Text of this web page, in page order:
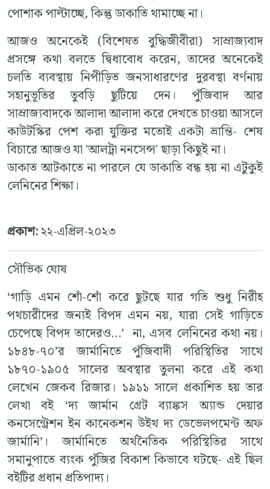
পোশাক পাল্টাচ্ছে, কিন্তু ডাকাতি থামাচ্ছে না।
আজও অনেকেই (বিশেষত বুদ্ধিজীবীরা) সাম্রাজ্যবাদ
প্রসঙ্গে কথা বলতে দ্বিধাবোধ করেন, তাদের অনেকেই
চলতি ব্যবস্থায় নিপীড়িত জনসাধারণের দুরবস্থা বর্ণনায়
সহানুভূতির তুবড়ি ছুটিয়ে দেন। পুঁজিবাদ আর
সাম্রাজ্যবাদকে আলাদা আলাদা করে দেখতে চাওয়া আসলে
কাউটস্কির পেশ করা যুক্তির মতোই একটা ভ্রান্তি- শেষ
বিচারে আজও যা 'আলট্রা ননসেন্স' ছাড়া কিছুই না।
ডাকাত আটকাতে না পারলে যে ডাকাতি বন্ধ হয় না এটুকুই
লেনিনের শিক্ষা।
প্রকাশ:২২-এপ্রিল-২০২৩
সৌভিক ঘোষ
‘গাড়ি এমন শোঁ-শোঁ করে ছুটছে যার গতি শুধু নিরীহ
পথচারীদের জন্যই বিপদ এমন নয়, যারা সেই গাড়িতে
চেপেছে বিপদ তাদেরও…’ না, এসব লেনিনের কথা নয়।
১৮৪৮-৭০’র জার্মানিতে পুঁজিবাদী পরিস্থিতির সাথে
১৮৭০-১৯০৫ সালের অবস্থার তুলনা করে এই কথা
লেখেন জেকব রিজার। ১৯১১ সালে প্রকাশিত হয় তার
লেখা বই ‘দ্য জার্মান গ্রেট ব্যাঙ্কস অ্যান্ড দেয়ার
কনসেন্ট্রেশন ইন কানেকশন উইথ দ্য ডেভেলপমেন্ট অফ
জার্মানি’। জার্মানিতে অর্থনৈতিক পরিস্থিতির সাথে
সমানুপাতে ব্যংক পুঁজির বিকাশ কিভাবে ঘটছে- এই ছিল
বইটির প্রধান প্রতিপাদ্য।